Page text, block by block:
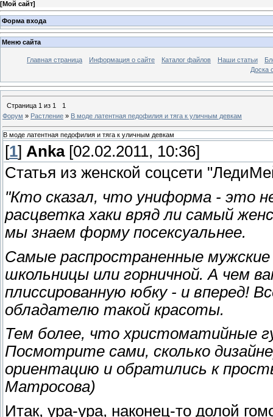
[Мой сайт]
Форма входа
Меню сайта
Главная страница Информация о сайте Каталог файлов Наши статьи
Доска
Страница 1 из 1
1
Форум » Растление » В моде латентная педофилия и тяга к уличным девкам
В моде латентная педофилия и тяга к уличным девкам
[1] Anka[02.02.2011, 10:36]
Статья из женской соцсети
"Кто сказал, что униформа - это
расцветка хаки вряд ли самый
мы знаем форму посексуальнее.
Самые распространенные
школьницы или горничной. А чем
плиссированную юбку - и вперед!
обладателю такой красоты.
Тем более, что христоматийные
Посмотрите сами, сколько
ориентацию и обратились к
Матросова)
Итак, ура-ура, наконец-то долой